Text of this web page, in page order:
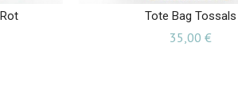
Tote Bag Tossals
35,00 €Preis